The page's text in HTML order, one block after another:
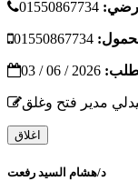
مدير فتح وغلق
اغلاق
د/هشام السيد رفعت